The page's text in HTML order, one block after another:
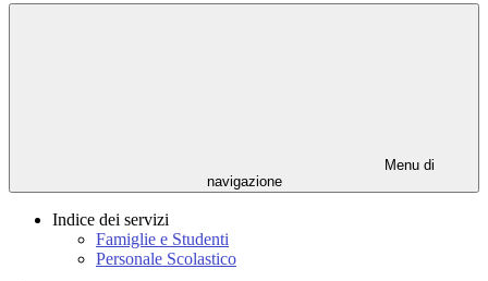
Menu di
navigazione
Indice dei servizi
Famiglie e Studenti
Personale Scolastico